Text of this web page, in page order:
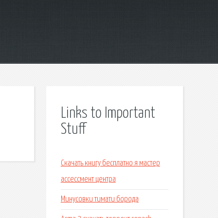
Links to Important
Stuff
Скачать книгу бесплатно я мастер
ассессмент центра
Минусовки тимати борода